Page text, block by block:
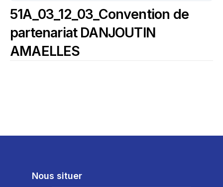
51A_03_12_03_Convention de
partenariat DANJOUTIN
AMAELLES
Nous situer